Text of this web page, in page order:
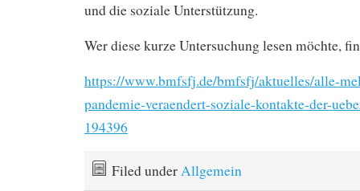
und die soziale Unterstützung.
Wer diese kurze Untersuchung lesen möchte,
https://www.bmfsfj.de/bmfsfj/aktuelles/alle-
pandemie-veraendert-soziale-kontakte-der-
194396
Filed underAllgemein